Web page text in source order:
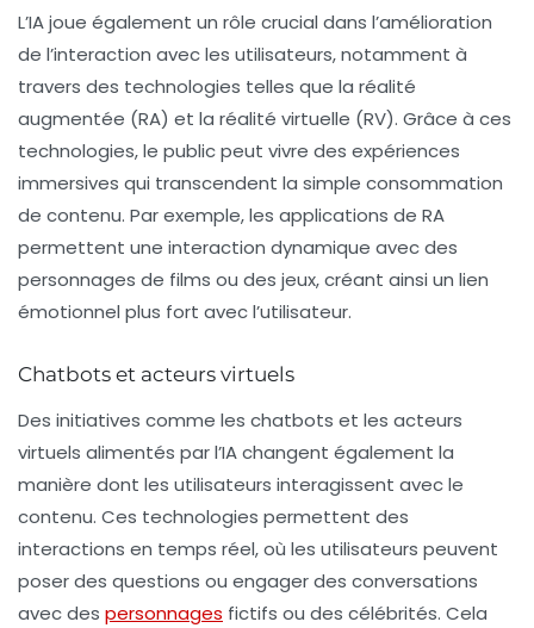
L’IA joue également un rôle crucial dans l’amélioration
de l’interaction avec les utilisateurs, notamment à
travers des technologies telles que la réalité
augmentée (RA) et la réalité virtuelle (RV). Grâce à ces
technologies, le public peut vivre des expériences
immersives qui transcendent la simple consommation
de contenu. Par exemple, les applications de RA
permettent une interaction dynamique avec des
personnages de films ou des jeux, créant ainsi un lien
émotionnel plus fort avec l’utilisateur.
Chatbots et acteurs virtuels
Des initiatives comme les chatbots et les acteurs
virtuels alimentés par l’IA changent également la
manière dont les utilisateurs interagissent avec le
contenu. Ces technologies permettent des
interactions en temps réel, où les utilisateurs peuvent
poser des questions ou engager des conversations
avec des personnages fictifs ou des célébrités. Cela